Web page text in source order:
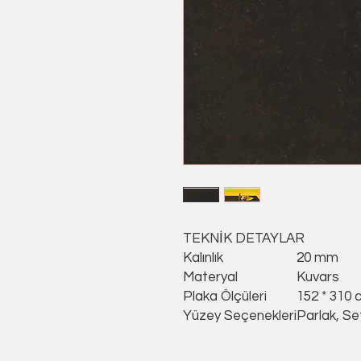
TEKNİK DETAYLAR
Kalınlık
20 mm
Materyal
Kuvars
Plaka Ölçüleri
152 * 310
Yüzey Seçenekleri Parlak,